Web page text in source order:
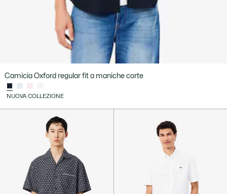
Camicia Oxford regular fit a maniche corte
NUOVA COLLEZIONE